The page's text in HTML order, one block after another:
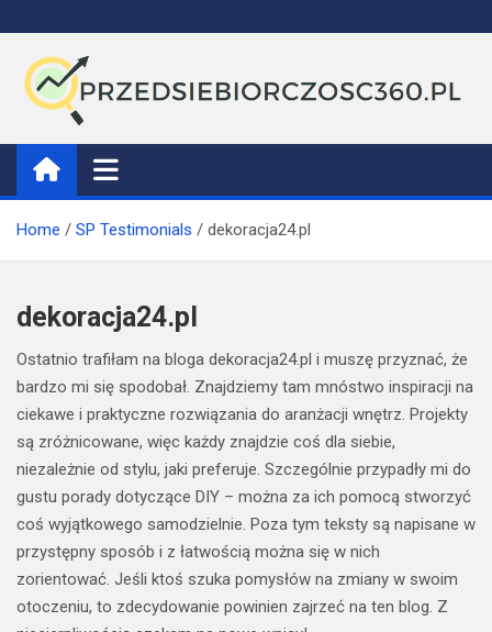
to
content
Przedsiebiorczosc360
Home SP Testimonials dekoracja24.pl
dekoracja24.pl
Ostatnio trafiłam na bloga dekoracja24.pl i muszę przyznać, że
bardzo mi się spodobał. Znajdziemy tam mnóstwo inspiracji na
ciekawe i praktyczne rozwiązania do aranżacji wnętrz. Projekty
są zróżnicowane, więc każdy znajdzie coś dla siebie,
niezależnie od stylu, jaki preferuje. Szczególnie przypadły mi do
gustu porady dotyczące DIY – można za ich pomocą stworzyć
coś wyjątkowego samodzielnie. Poza tym teksty są napisane w
przystępny sposób i z łatwością można się w nich
zorientować. Jeśli ktoś szuka pomysłów na zmiany w swoim
otoczeniu, to zdecydowanie powinien zajrzeć na ten blog. Z